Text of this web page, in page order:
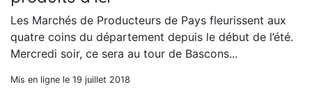
Les Marchés de Producteurs de Pays fleurissent aux
quatre coins du département depuis le début de l’été.
Mercredi soir, ce sera au tour de Bascons...
Mis en ligne le 19 juillet 2018